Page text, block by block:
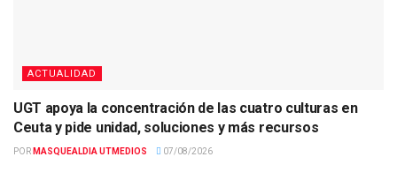
ACTUALIDAD
UGT apoya la concentración de las cuatro culturas en
Ceuta y pide unidad, soluciones y más recursos
POR MASQUEALDIA UTMEDIOS 07/08/2026